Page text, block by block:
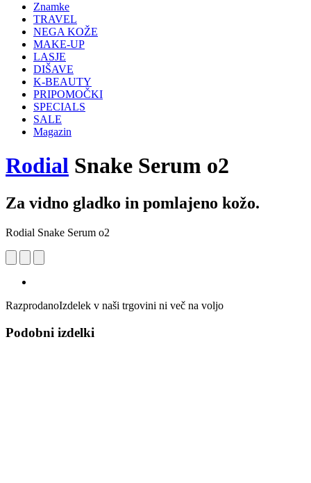
Znamke
TRAVEL
NEGA KOŽE
MAKE-UP
LASJE
DIŠAVE
K-BEAUTY
PRIPOMOČKI
SPECIALS
SALE
Magazin
Rodial Snake Serum o2
Za vidno gladko in pomlajeno kožo.
Rodial Snake Serum o2
RazprodanoIzdelek v naši trgovini ni več na voljo
Podobni izdelki